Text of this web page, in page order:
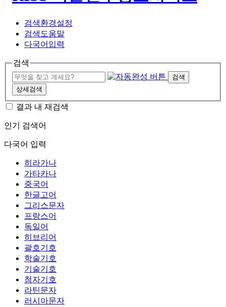
검색환경설정
검색도움말
다국어입력
검색
검색
상세검색
결과 내 재검색
인기 검색어
다국어 입력
히라가나
가타카나
중국어
한글고어
그리스문자
프랑스어
독일어
히브리어
괄호기호
학술기호
기술기호
첨자기호
라틴문자
러시아문자